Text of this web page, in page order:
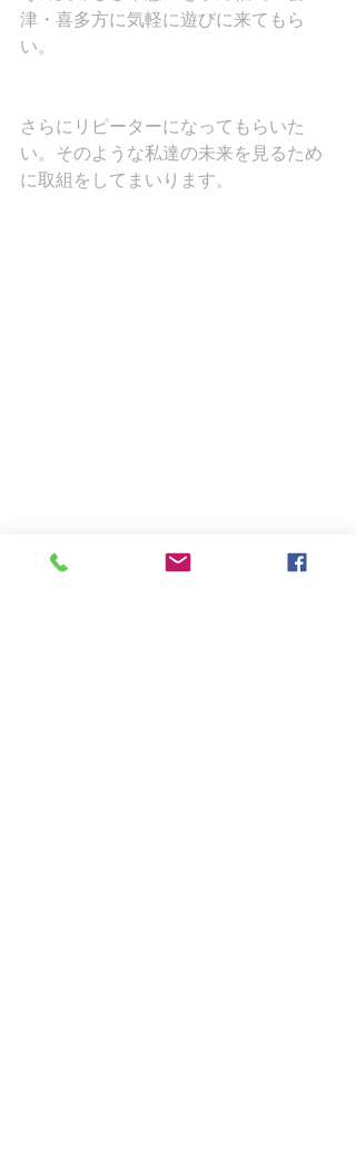
津・喜多方に気軽に遊びに来てもら
い。
さらにリピーターになってもらいた
い。そのような私達の未来を見るため
に取組をしてまいります。
モチモチした皮は生で食べても美味い